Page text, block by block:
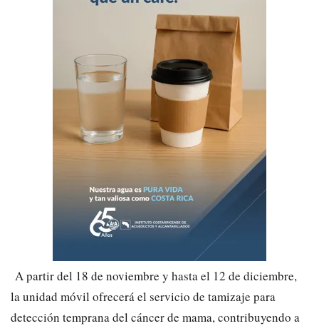
A partir del 18 de noviembre y hasta el 12 de diciembre,
la unidad móvil ofrecerá el servicio de tamizaje para
detección temprana del cáncer de mama, contribuyendo a